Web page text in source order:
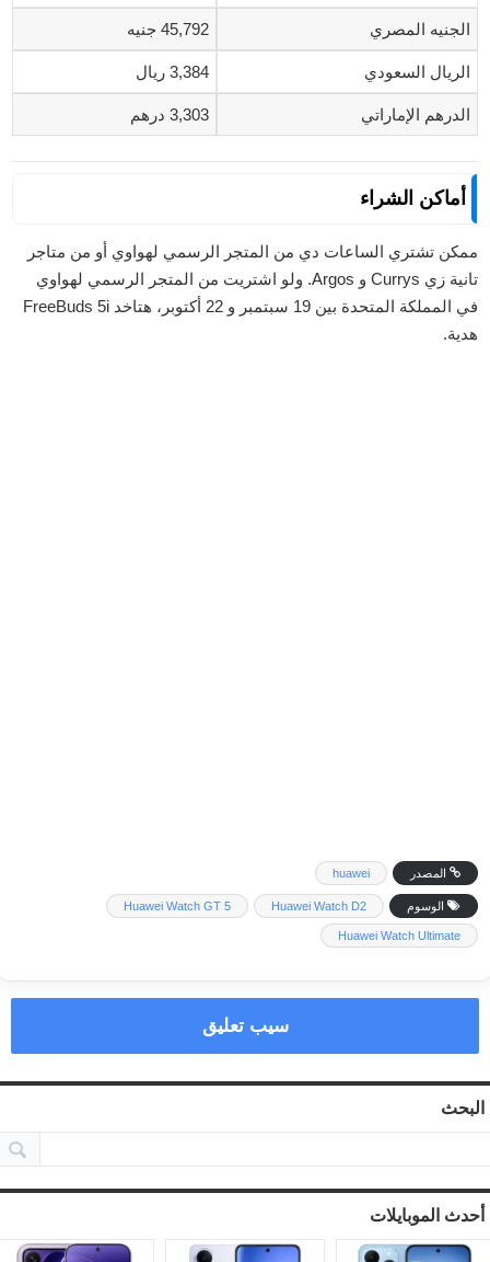
الجنيه المصري 45,792 جنيه
الريال السعودي 3,384 ريال
الدرهم الإماراتي 3,303 درهم
أماكن الشراء
ممكن تشتري الساعات دي من المتجر الرسمي لهواوي أو من متاجر
تانية زي Currys و Argos. ولو اشتريت من المتجر الرسمي لهواوي
في المملكة المتحدة بين 19 سبتمبر و 22 أكتوبر، هتاخد FreeBuds 5i
هدية.
المصدر huawei
الوسوم Huawei Watch D2
Huawei Watch GT 5
Huawei Watch Ultimate
سيب تعليق
البحث
أحدث الموبايلات